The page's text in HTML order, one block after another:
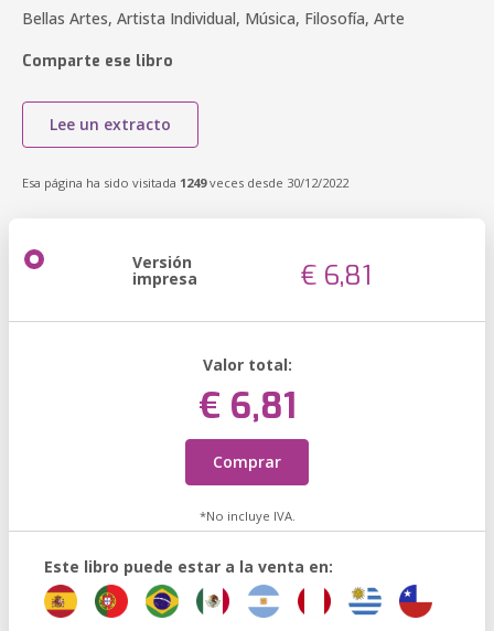
Bellas Artes, Artista Individual, Música, Filosofía, Arte
Comparte ese libro
Lee un extracto
Esa página ha sido visitada 1249veces desde 30/12/2022
Versión
impresa € 6,81
Valor total:
€ 6,81
Comprar
*No incluye IVA.
Este libro puede estar a la venta en: